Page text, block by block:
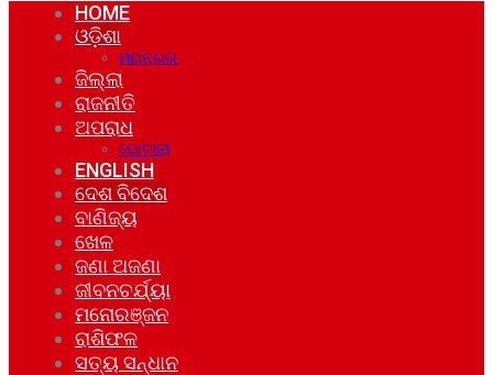
HOME
ଓଡ଼ିଶା
ମହାନଗର
ଜିଲ୍ଲା
ରାଜନୀତି
ଅପରାଧ
ଘୋଟାଲା
ENGLISH
ଦେଶ ବିଦେଶ
ବାଣିଜ୍ୟ
ଖେଳ
ଜଣା ଅଜଣା
ଜୀବନଚର୍ଯ୍ୟା
ମନୋରଞ୍ଜନ
ରାଶିଫଳ
ସତ୍ୟ ସନ୍ଧାନ